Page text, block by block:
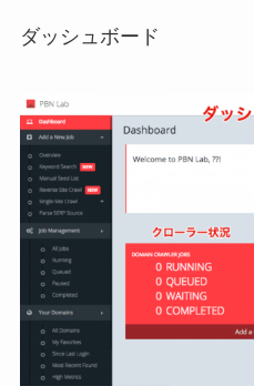
ダッシュボード